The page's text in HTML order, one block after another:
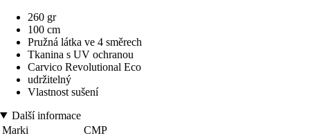
260 gr
100 cm
Pružná látka ve 4 směrech
Tkanina s UV ochranou
Carvico Revolutional Eco
udržitelný
Vlastnost sušení
Další informace
Marki
CMP